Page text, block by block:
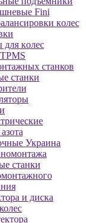
Fini
кoлec
кoлec
станков
cтaнки
Украина
cтaнки
и диcкa